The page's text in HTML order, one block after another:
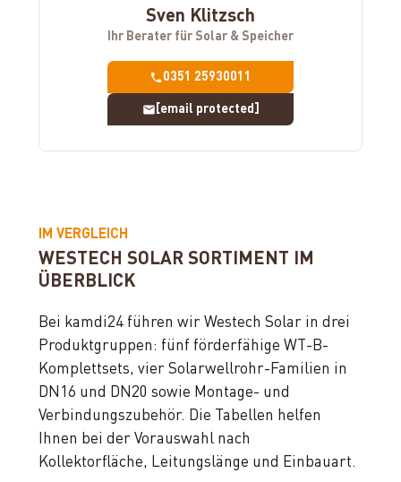
Sven Klitzsch
Ihr Berater für Solar & Speicher
0351 25930011
[email protected]
IM VERGLEICH
WESTECH SOLAR SORTIMENT IM
ÜBERBLICK
Bei kamdi24 führen wir Westech Solar in drei
Produktgruppen: fünf förderfähige WT-B-
Komplettsets, vier Solarwellrohr-Familien in
DN16 und DN20 sowie Montage- und
Verbindungszubehör. Die Tabellen helfen
Ihnen bei der Vorauswahl nach
Kollektorfläche, Leitungslänge und Einbauart.